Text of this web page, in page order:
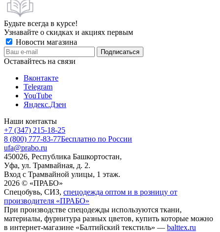
Будьте всегда в курсе!
Узнавайте о скидках и акциях первым
Новости магазина
Оставайтесь на связи
Вконтакте
Telegram
YouTube
Яндекс.Дзен
Наши контакты
+7 (347) 215-18-25
8 (800) 777-83-77Бесплатно по России
ufa@prabo.ru
450026, Республика Башкортостан,
Уфа, ул. Трамвайная, д. 2.
Вход с Трамвайной улицы, 1 этаж.
2026 © «ПРАБО»
Спецобувь, СИЗ, спецодежда оптом и в розницу от
производителя «ПРАБО»
При производстве спецодежды используются ткани,
материалы, фурнитура разных цветов, купить которые можно
в интернет-магазине «Балтийский текстиль» — balttex.ru